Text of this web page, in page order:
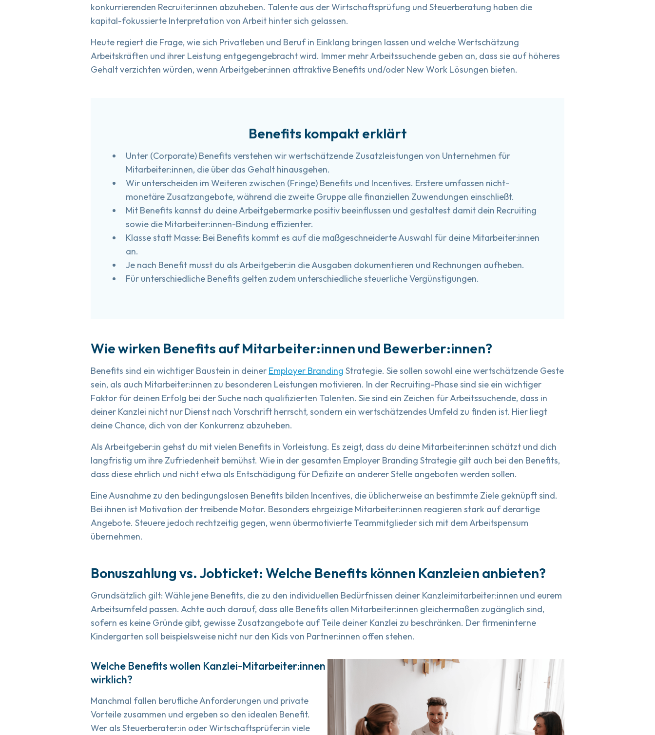
konkurrierenden Recruiter:innen abzuheben. Talente aus der Wirtschaftsprüfung und Steuerberatung haben die
kapital-fokussierte Interpretation von Arbeit hinter sich gelassen.
Heute regiert die Frage, wie sich Privatleben und Beruf in Einklang bringen lassen und welche Wertschätzung
Arbeitskräften und ihrer Leistung entgegengebracht wird. Immer mehr Arbeitssuchende geben an, dass sie auf höheres
Gehalt verzichten würden, wenn Arbeitgeber:innen attraktive Benefits und/oder New Work Lösungen bieten.
Benefits kompakt erklärt
Unter (Corporate) Benefits verstehen wir wertschätzende Zusatzleistungen von Unternehmen für
Mitarbeiter:innen, die über das Gehalt hinausgehen.
Wir unterscheiden im Weiteren zwischen (Fringe) Benefits und Incentives. Erstere umfassen nicht-
monetäre Zusatzangebote, während die zweite Gruppe alle finanziellen Zuwendungen einschließt.
Mit Benefits kannst du deine Arbeitgebermarke positiv beeinflussen und gestaltest damit dein Recruiting
sowie die Mitarbeiter:innen-Bindung effizienter.
Klasse statt Masse: Bei Benefits kommt es auf die maßgeschneiderte Auswahl für deine Mitarbeiter:innen
an.
Je nach Benefit musst du als Arbeitgeber:in die Ausgaben dokumentieren und Rechnungen aufheben.
Für unterschiedliche Benefits gelten zudem unterschiedliche steuerliche Vergünstigungen.
Wie wirken Benefits auf Mitarbeiter:innen und Bewerber:innen?
Benefits sind ein wichtiger Baustein in deiner Employer Branding Strategie. Sie sollen sowohl eine wertschätzende Geste
sein, als auch Mitarbeiter:innen zu besonderen Leistungen motivieren. In der Recruiting-Phase sind sie ein wichtiger
Faktor für deinen Erfolg bei der Suche nach qualifizierten Talenten. Sie sind ein Zeichen für Arbeitssuchende, dass in
deiner Kanzlei nicht nur Dienst nach Vorschrift herrscht, sondern ein wertschätzendes Umfeld zu finden ist. Hier liegt
deine Chance, dich von der Konkurrenz abzuheben.
Als Arbeitgeber:in gehst du mit vielen Benefits in Vorleistung. Es zeigt, dass du deine Mitarbeiter:innen schätzt und dich
langfristig um ihre Zufriedenheit bemühst. Wie in der gesamten Employer Branding Strategie gilt auch bei den Benefits,
dass diese ehrlich und nicht etwa als Entschädigung für Defizite an anderer Stelle angeboten werden sollen.
Eine Ausnahme zu den bedingungslosen Benefits bilden Incentives, die üblicherweise an bestimmte Ziele geknüpft sind.
Bei ihnen ist Motivation der treibende Motor. Besonders ehrgeizige Mitarbeiter:innen reagieren stark auf derartige
Angebote. Steuere jedoch rechtzeitig gegen, wenn übermotivierte Teammitglieder sich mit dem Arbeitspensum
übernehmen.
Bonuszahlung vs. Jobticket: Welche Benefits können Kanzleien anbieten?
Grundsätzlich gilt: Wähle jene Benefits, die zu den individuellen Bedürfnissen deiner Kanzleimitarbeiter:innen und eurem
Arbeitsumfeld passen. Achte auch darauf, dass alle Benefits allen Mitarbeiter:innen gleichermaßen zugänglich sind,
sofern es keine Gründe gibt, gewisse Zusatzangebote auf Teile deiner Kanzlei zu beschränken. Der firmeninterne
Kindergarten soll beispielsweise nicht nur den Kids von Partner:innen offen stehen.
Welche Benefits wollen Kanzlei-Mitarbeiter:innen
wirklich?
Manchmal fallen berufliche Anforderungen und private
Vorteile zusammen und ergeben so den idealen Benefit.
Wer als Steuerberater:in oder Wirtschaftsprüfer:in viele